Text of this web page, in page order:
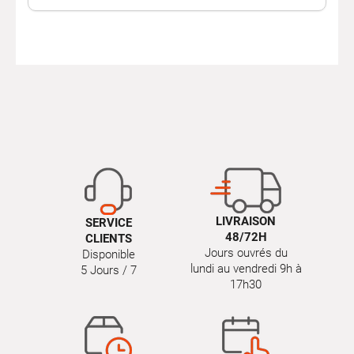
SERVICE
CLIENTS
Disponible
5 Jours / 7
LIVRAISON
48/72H
Jours ouvrés du
lundi au vendredi 9h à
17h30